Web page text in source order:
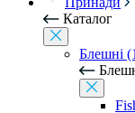
Каталог
Блешні